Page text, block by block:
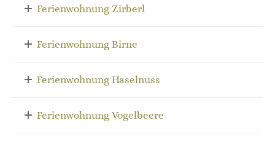
Ferienwohnung Zirberl
Ferienwohnung Birne
Ferienwohnung Haselnuss
Ferienwohnung Vogelbeere